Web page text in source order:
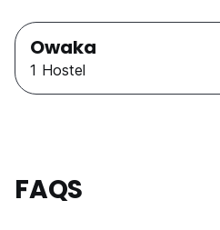
Owaka
1 Hostel
FAQS